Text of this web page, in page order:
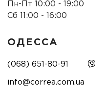
Пн-Пт 10:00 - 19:00
Сб 11:00 - 16:00
ОДЕССА
(068) 651-80-91
info@correa.com.ua